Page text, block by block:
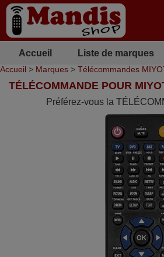
Accueil Liste de marques
Accueil > Marques > Télécommandes
TÉLÉCOMMANDE POUR
Préférez-vous la